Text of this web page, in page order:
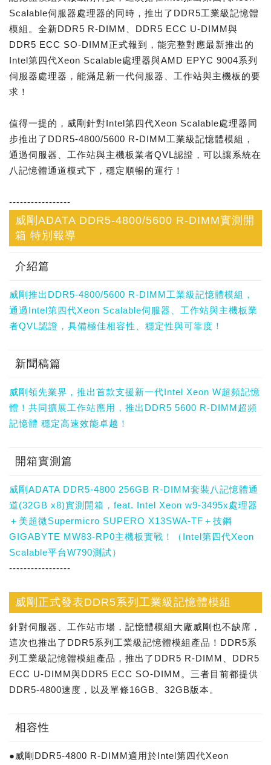
Scalable伺服器處理器的同時，推出了DDR5工業級記憶體
模組。全新DDR5 R-DIMM、DDR5 ECC U-DIMM與
DDR5 ECC SO-DIMM正式報到，能完整對應最新推出的
Intel第四代Xeon Scalable處理器與AMD EPYC 9004系列
伺服器處理器，能滿足新一代伺服器、工作站與主機板的要
求！
值得一提的，威剛針對Intel第四代Xeon Scalable處理器同
步推出了DDR5-4800/5600 R-DIMM工業級記憶體模組，
通過伺服器、工作站與主機板業者QVL認證，可以讓系統在
八記憶體通道模式下，穩定順暢的運行！
-----------------
威剛ADATA DDR5-4800/5600 R-DIMM實測開
箱 特別報導
介紹篇
威剛推出DDR5-4800/5600 R-DIMM工業級記憶體模組，
通過Intel第四代Xeon Scalable伺服器、工作站與主機板業
者QVL認證，具備極佳相容性、穩定性與可靠度！
新聞稿篇
威剛領先業界，推出首款支援新一代Intel Xeon W超頻記憶
體！共同擴展工作站應用，推出DDR5 5600 R-DIMM超頻
記憶體 穩定高速效能卓越！
開箱實測篇
威剛ADATA DDR5-4800 256GB R-DIMM套裝八記憶體通
道(32GB x8)實測開箱，feat. Intel Xeon w9-3495x處理器
＋美超微Supermicro SUPERO X13SWA-TF＋技鋼
GIGABYTE MW83-RP0主機板實戰！（Intel第四代Xeon
Scalable平台W790測試）
-----------------
威剛正式發表DDR5系列工業級記憶體模組
針對伺服器、工作站市場，記憶體模組大廠威剛也不缺席，
這次也推出了DDR5系列工業級記憶體模組產品！DDR5系
列工業級記憶體模組產品，推出了DDR5 R-DIMM、DDR5
ECC U-DIMM與DDR5 ECC SO-DIMM。三者目前都提供
DDR5-4800速度，以及單條16GB、32GB版本。
相容性
●威剛DDR5-4800 R-DIMM適用於Intel第四代Xeon